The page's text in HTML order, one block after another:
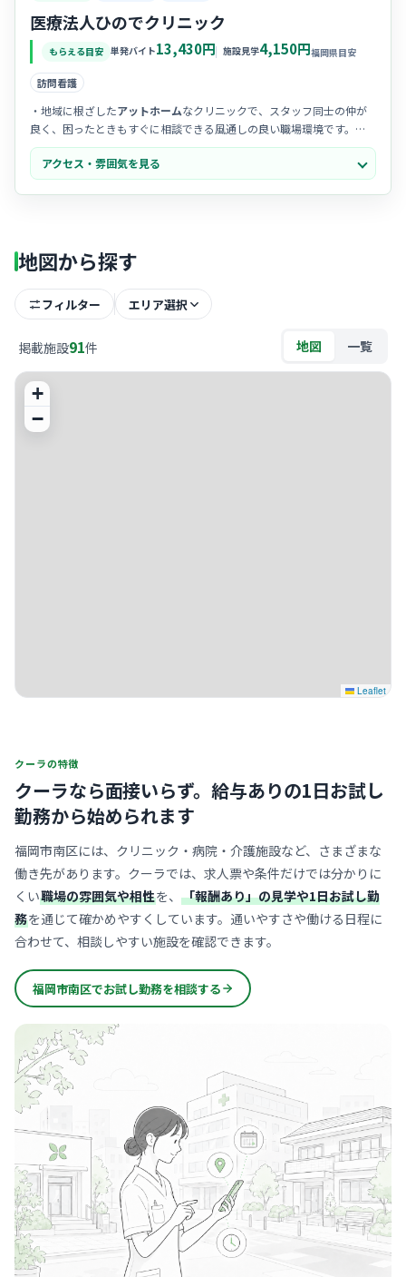
医療法人ひのでクリニック
もらえる目安 単発バイト13,430円 施設見学4,150円福岡県目安
訪問看護
・地域に根ざしたアットホームなクリニックで、スタッフ同士の仲が
良く、困ったときもすぐに相談できる風通しの良い職場環境です。
・チームワークが抜群で、看護師だけでなく他職種とも密な連携が取
れており、全員で患者様を支える温かい一体感があります。
・患者様からは「親身になって話を聞いてくれる」といった感謝の声
アクセス・雰囲気を見る
地図から探す
フィルター エリア選択
掲載施設91件 地図 一覧
+
−
Leaflet
クーラの特徴
クーラなら面接いらず。 給与ありの1日お試し
勤務から始められます
福岡市南区には、クリニック・病院・介護施設など、さまざまな
働き先があります。クーラでは、求人票や条件だけでは分かりに
くい職場の雰囲気や相性を、 「報酬あり」の見学や1日お試し勤
務を通じて確かめやすくしています。通いやすさや働ける日程に
合わせて、相談しやすい施設を確認できます。
福岡市南区でお試し勤務を相談する